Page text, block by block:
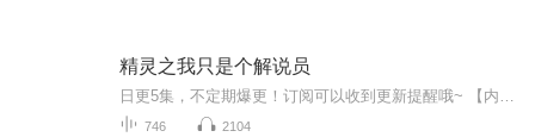
精灵之我只是个解说员
746 2104